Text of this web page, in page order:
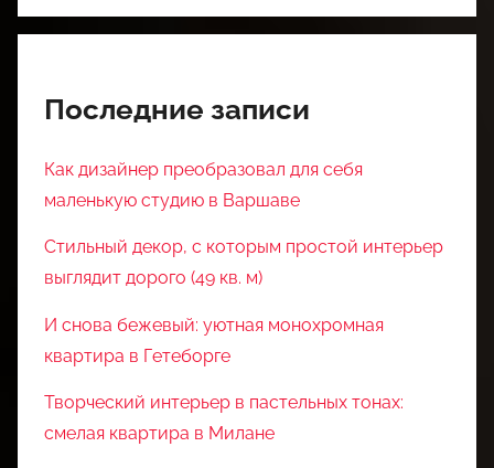
Последние записи
Как дизайнер преобразовал для себя
маленькую студию в Варшаве
Стильный декор, с которым простой интерьер
выглядит дорого (49 кв. м)
И снова бежевый: уютная монохромная
квартира в Гетеборге
Творческий интерьер в пастельных тонах:
смелая квартира в Милане